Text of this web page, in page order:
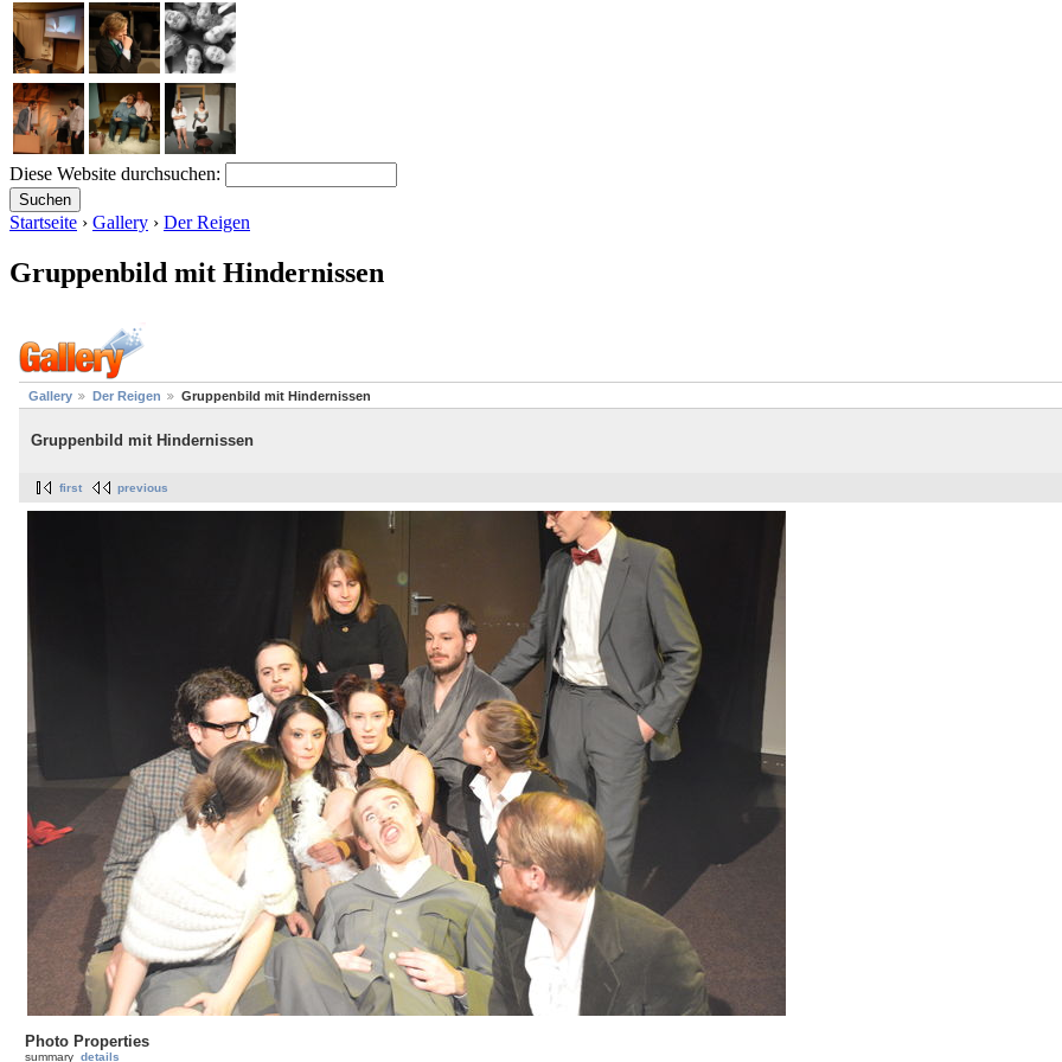
Diese Website durchsuchen:
Startseite › Gallery › Der Reigen
Gruppenbild mit Hindernissen
Gallery Der Reigen Gruppenbild mit Hindernissen
Gruppenbild mit Hindernissen
first previous
Photo Properties
summary details